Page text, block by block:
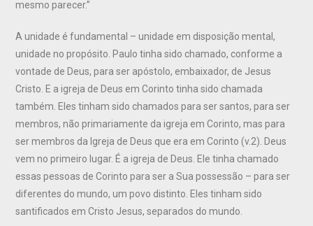
mesmo parecer.”
A unidade é fundamental – unidade em disposição mental,
unidade no propósito. Paulo tinha sido chamado, conforme a
vontade de Deus, para ser apóstolo, embaixador, de Jesus
Cristo. E a igreja de Deus em Corinto tinha sido chamada
também. Eles tinham sido chamados para ser santos, para ser
membros, não primariamente da igreja em Corinto, mas para
ser membros da Igreja de Deus que era em Corinto (v.2). Deus
vem no primeiro lugar. É a igreja de Deus. Ele tinha chamado
essas pessoas de Corinto para ser a Sua possessão – para ser
diferentes do mundo, um povo distinto. Eles tinham sido
santificados em Cristo Jesus, separados do mundo.